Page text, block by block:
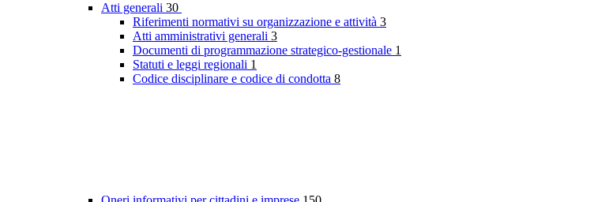
Atti generali 30
Riferimenti normativi su organizzazione e attività 3
Atti amministrativi generali 3
Documenti di programmazione strategico-gestionale 1
Statuti e leggi regionali 1
Codice disciplinare e codice di condotta 8